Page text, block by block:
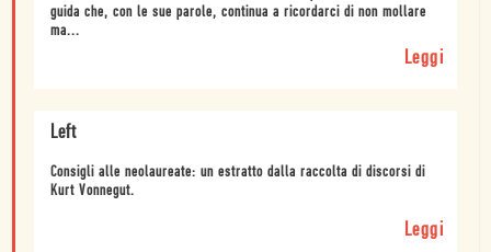
guida che, con le sue parole, continua a ricordarci di non mollare
ma...
Leggi
Left
Consigli alle neolaureate: un estratto dalla raccolta di discorsi di
Kurt Vonnegut.
Leggi